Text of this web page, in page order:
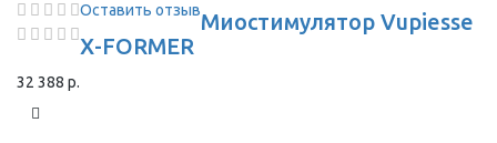
Оставить отзывМиостимулятор Vupiesse
X-FORMER
32 388 р.